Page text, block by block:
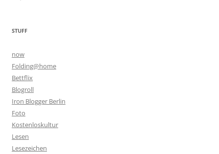
STUFF
now
Folding@home
Bettflix
Blogroll
Iron Blogger Berlin
Foto
Kostenloskultur
Lesen
Lesezeichen